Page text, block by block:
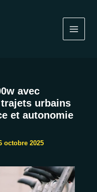
avec
urbains
et autonomie
octobre 2025